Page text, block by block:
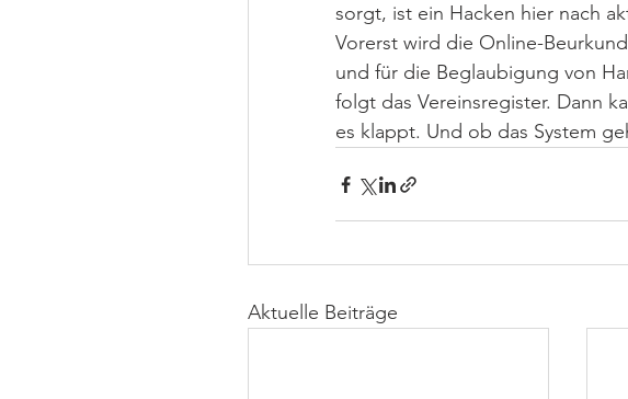
sorgt, ist ein Hacken hier nach
Vorerst wird die Online-
und für die Beglaubigung von
folgt das Vereinsregister. Dann
es klappt. Und ob das System
Aktuelle Beiträge